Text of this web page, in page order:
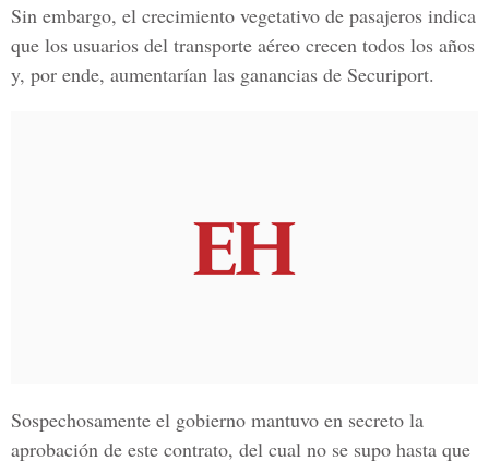
Sin embargo, el crecimiento vegetativo de pasajeros indica
que los usuarios del transporte aéreo crecen todos los años
y, por ende, aumentarían las ganancias de Securiport.
Sospechosamente el gobierno mantuvo en secreto la
aprobación de este contrato, del cual no se supo hasta que